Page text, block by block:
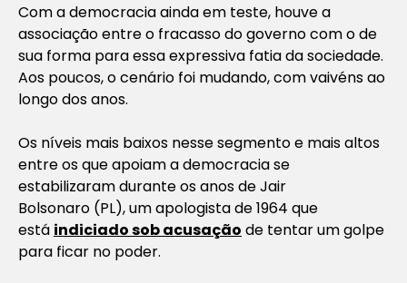
Com a democracia ainda em teste, houve a
associação entre o fracasso do governo com o de
sua forma para essa expressiva fatia da sociedade.
Aos poucos, o cenário foi mudando, com vaivéns ao
longo dos anos.
Os níveis mais baixos nesse segmento e mais altos
entre os que apoiam a democracia se
estabilizaram durante os anos de Jair
Bolsonaro (PL), um apologista de 1964 que
está indiciado sob acusação de tentar um golpe
para ficar no poder.